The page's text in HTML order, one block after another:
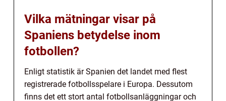
Vilka mätningar visar på
Spaniens betydelse inom
fotbollen?
Enligt statistik är Spanien det landet med flest
registrerade fotbollsspelare i Europa. Dessutom
finns det ett stort antal fotbollsanläggningar och